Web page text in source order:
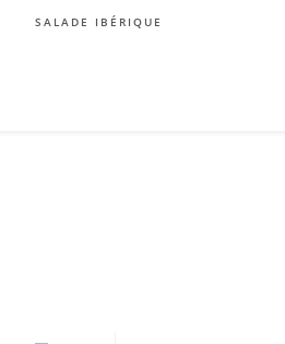
SALADE IBÉRIQUE